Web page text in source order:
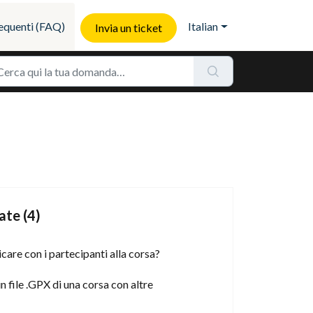
(FAQ) Invia un ticket Italian
(4)
con i partecipanti alla corsa?
file .GPX di una corsa con altre